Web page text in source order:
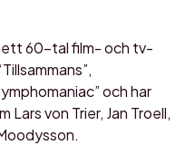
ett 60-tal film- och tv-
och har
von Trier, Jan Troell,